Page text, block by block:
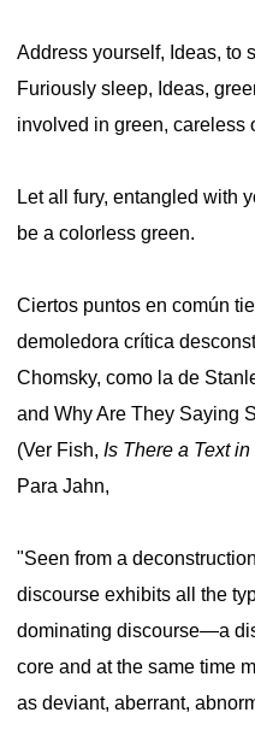
Address yourself, Ideas, to
Furiously sleep, Ideas,
involved in green, careless
Let all fury, entangled with
be a colorless green.
Ciertos puntos en común
demoledora crítica
Chomsky, como la de
and Why Are They Saying
(Ver Fish, Is There a Text
Para Jahn,
"Seen from a
discourse exhibits all the
dominating discourse—a
core and at the same time
as deviant, aberrant,